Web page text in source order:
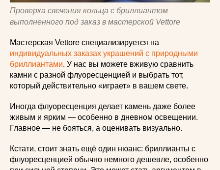
Проверка свечения кольца с бриллиантом
выполненного под заказ в мастерской Vettore
Мастерская Vettore специализируется на
индивидуальных заказах украшений с природными
бриллиантами. У нас вы можете вживую сравнить
камни с разной флуоресценцией и выбрать тот,
который действительно «играет» в вашем свете.
Иногда флуоресценция делает камень даже более
живым и ярким — особенно в дневном освещении.
Главное — не бояться, а оценивать визуально.
Кстати, стоит знать ещё один нюанс: бриллианты с
флуоресценцией обычно немного дешевле, особенно